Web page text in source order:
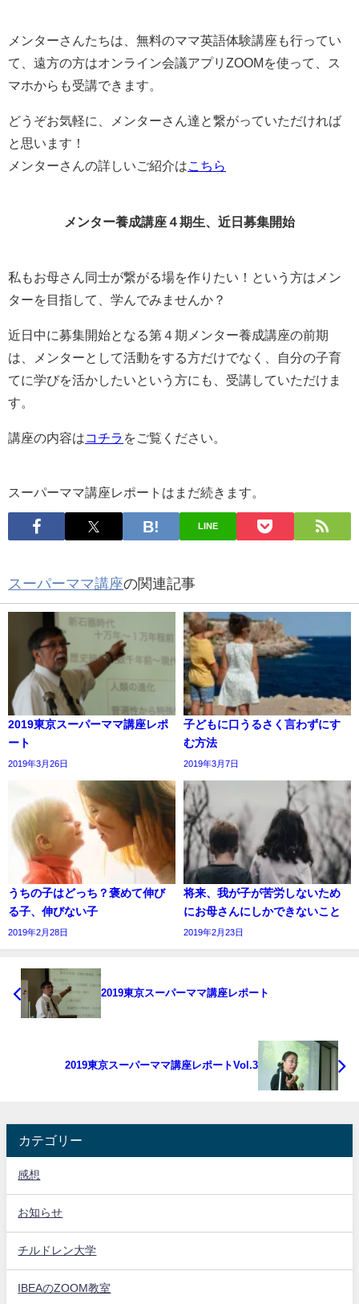
メンターさんたちは、無料のママ英語体験講座も行ってい
て、遠方の方はオンライン会議アプリZOOMを使って、ス
マホからも受講できます。
どうぞお気軽に、メンターさん達と繋がっていただければ
と思います！
メンターさんの詳しいご紹介はこちら
メンター養成講座４期生、近日募集開始
私もお母さん同士が繋がる場を作りたい！という方はメン
ターを目指して、学んでみませんか？
近日中に募集開始となる第４期メンター養成講座の前期
は、メンターとして活動をする方だけでなく、自分の子育
てに学びを活かしたいという方にも、受講していただけま
す。
講座の内容はコチラ をご覧ください。
スーパーママ講座レポートはまだ続きます。
LINE
スーパーママ講座の関連記事
2019東京スーパーママ講座レポ
ート
2019年3月26日
子どもに口うるさく言わずにす
む方法
2019年3月7日
うちの子はどっち？褒めて伸び
る子、伸びない子
2019年2月28日
将来、我が子が苦労しないため
にお母さんにしかできないこと
2019年2月23日
2019東京スーパーママ講座レポート
2019東京スーパーママ講座レポートVol.3
カテゴリー
感想
お知らせ
チルドレン大学
IBEAのZOOM教室